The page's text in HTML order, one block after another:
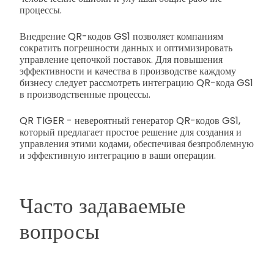
процессы.
Внедрение QR-кодов GS1 позволяет компаниям
сократить погрешности данных и оптимизировать
управление цепочкой поставок. Для повышения
эффективности и качества в производстве каждому
бизнесу следует рассмотреть интеграцию QR-кода GS1
в производственные процессы.
QR TIGER - невероятный генератор QR-кодов GS1,
который предлагает простое решение для создания и
управления этими кодами, обеспечивая безпроблемную
и эффективную интеграцию в ваши операции.
Часто задаваемые
вопросы